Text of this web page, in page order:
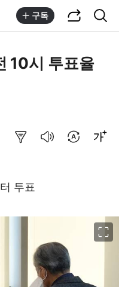
구독
10시 투표율
투표